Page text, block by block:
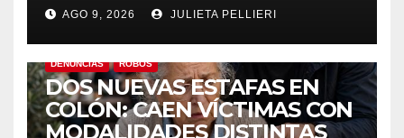
AGO 9, 2026 JULIETA PELLIERI
DENUNCIAS ROBOS
DOS NUEVAS ESTAFAS EN
COLÓN: CAEN VÍCTIMAS CON
MODALIDADES DISTINTAS